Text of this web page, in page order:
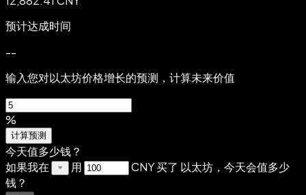
预计达成时间
--
输入您对以太坊价格增长的预测，计算未来价值
%
计算预测
今天值多少钱？
如果我在
用
CNY 买了 以太坊，今天会值多少
钱？